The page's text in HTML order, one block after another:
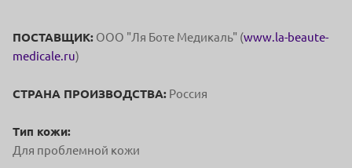
ПОСТАВЩИК: OOO "Ля Боте Медикаль" (www.la-beaute-
medicale.ru)
СТРАНА ПРОИЗВОДСТВА: Россия
Тип кожи:
Для проблемной кожи